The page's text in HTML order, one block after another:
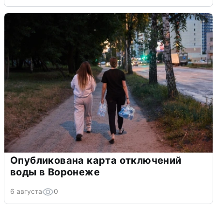
Опубликована карта отключений
воды в Воронеже
6 августа 0